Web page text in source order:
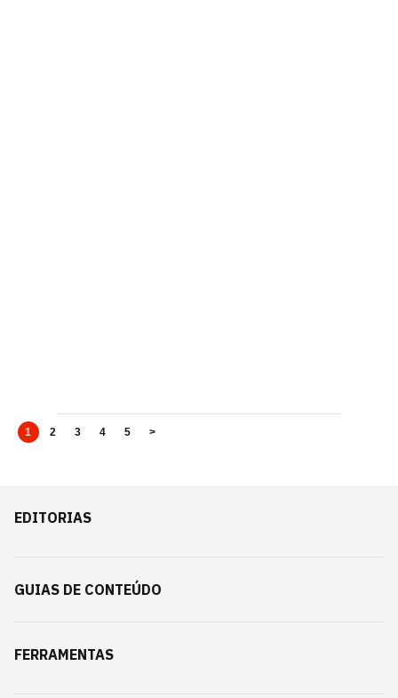
1 2 3 4 5 >
EDITORIAS
GUIAS DE CONTEÚDO
FERRAMENTAS